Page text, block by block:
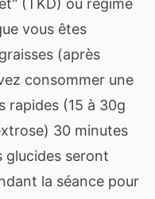
(TKD) ou régime
vous êtes
(après
consommer une
rapides (15 à 30g
30 minutes
seront
la séance pour